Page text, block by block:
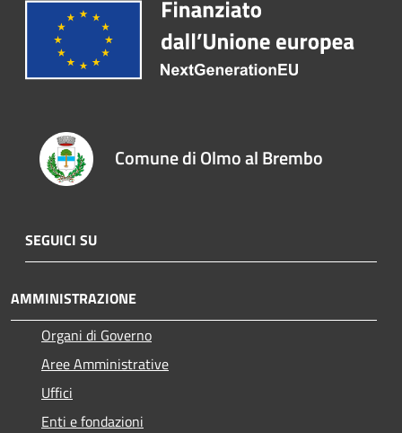
Comune di Olmo al Brembo
SEGUICI SU
AMMINISTRAZIONE
Organi di Governo
Aree Amministrative
Uffici
Enti e fondazioni